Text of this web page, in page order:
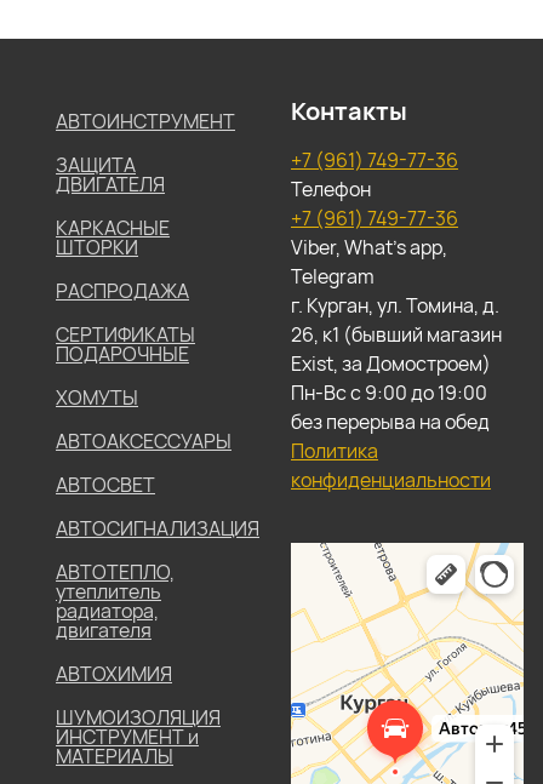
АВТОИНСТРУМЕНТ
ЗАЩИТА
ДВИГАТЕЛЯ
КАРКАСНЫЕ
ШТОРКИ
РАСПРОДАЖА
СЕРТИФИКАТЫ
ПОДАРОЧНЫЕ
ХОМУТЫ
АВТОАКСЕССУАРЫ
АВТОСВЕТ
АВТОСИГНАЛИЗАЦИЯ
АВТОТЕПЛО,
утеплитель
радиатора,
двигателя
АВТОХИМИЯ
ШУМОИЗОЛЯЦИЯ
ИНСТРУМЕНТ и
МАТЕРИАЛЫ
Контакты
+7 (961) 749-77-36
Телефон
+7 (961) 749-77-36
Viber, What's app,
Telegram
г. Курган, ул. Томина, д.
26, к1 (бывший магазин
Exist, за Домостроем)
Пн-Вс с 9:00 до 19:00
без перерыва на обед
Политика
конфиденциальности